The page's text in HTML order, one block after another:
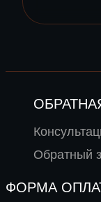
Обратный
ФОРМА